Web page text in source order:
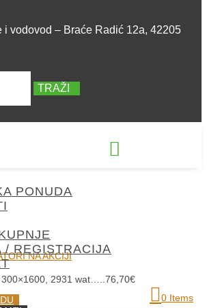
i vodovod – Braće Radić 12a, 42205
TRAŽI

PONUDA
/ REGISTRACIJA
0 Items
NA AKCIJI
300×1600, 2931 wat…..76,70€